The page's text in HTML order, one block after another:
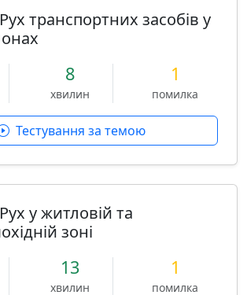
транспортних засобів у
8
хвилин
1
помилка
Тестування за темою
у житловій та
зоні
13
хвилин
1
помилка